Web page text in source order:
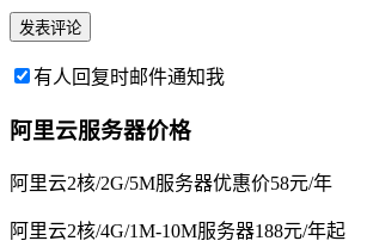
有人回复时邮件通知我
阿里云服务器价格
阿里云2核/2G/5M服务器优惠价58元/年
阿里云2核/4G/1M-10M服务器188元/年起